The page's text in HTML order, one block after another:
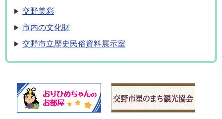
交野美彩
市内の文化財
交野市立歴史民俗資料展示室